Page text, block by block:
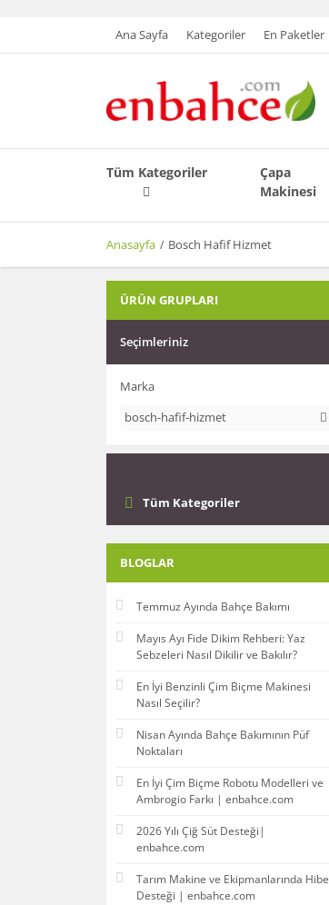
Ana Sayfa Kategoriler En Paketler
Tüm Kategoriler
Çapa
Makinesi
Anasayfa Bosch Hafif Hizmet
ÜRÜN GRUPLARI
Seçimleriniz
Marka
bosch-hafif-hizmet
Tüm Kategoriler
BLOGLAR
Temmuz Ayında Bahçe Bakımı
Mayıs Ayı Fide Dikim Rehberi: Yaz
Sebzeleri Nasıl Dikilir ve Bakılır?
En İyi Benzinli Çim Biçme Makinesi
Nasıl Seçilir?
Nisan Ayında Bahçe Bakımının Püf
Noktaları
En İyi Çim Biçme Robotu Modelleri ve
Ambrogio Farkı | enbahce.com
2026 Yılı Çiğ Süt Desteği|
enbahce.com
Tarım Makine ve Ekipmanlarında Hibe
Desteği | enbahce.com